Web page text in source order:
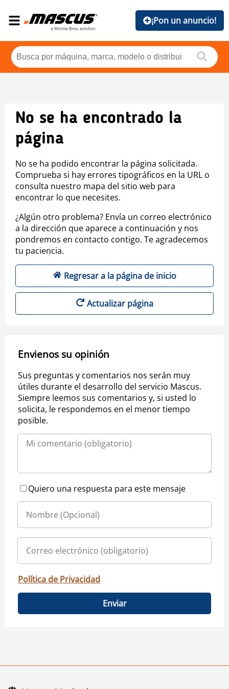
¡Pon un anuncio!
No se ha encontrado la
página
No se ha podido encontrar la página solicitada.
Comprueba si hay errores tipográficos en la URL o
consulta nuestro mapa del sitio web para
encontrar lo que necesites.
¿Algún otro problema? Envía un correo electrónico
a la dirección que aparece a continuación y nos
pondremos en contacto contigo. Te agradecemos
tu paciencia.
Regresar a la página de inicio
Actualizar página
Envienos su opinión
Sus preguntas y comentarios nos serán muy
útiles durante el desarrollo del servicio Mascus.
Siempre leemos sus comentarios y, si usted lo
solicita, le respondemos en el menor tiempo
posible.
Quiero una respuesta para este mensaje
Política de Privacidad
Enviar